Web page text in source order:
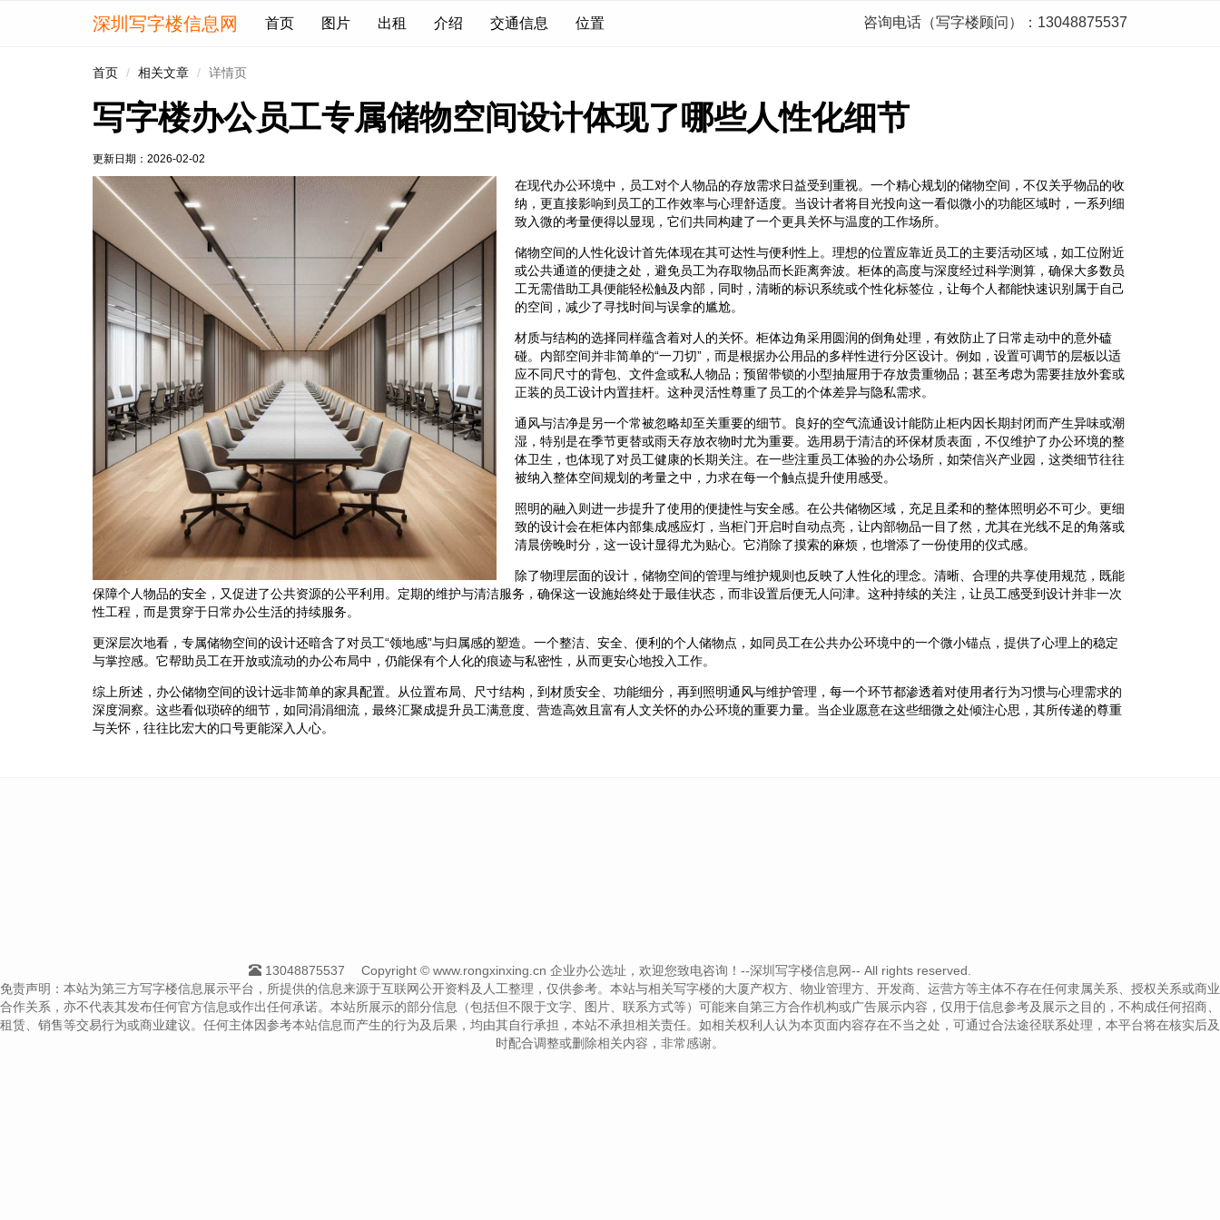
深圳写字楼信息网 首页 图片 出租 介绍 交通信息 位置 咨询电话（写字楼顾问）：13048875537
首页 相关文章 详情页
写字楼办公员工专属储物空间设计体现了哪些人性化细节
更新日期： 2026-02-02
在现代办公环境中，员工对个人物品的存放需求日益受到重视。一个精心规划的储物空间，不仅关乎物品的收
纳，更直接影响到员工的工作效率与心理舒适度。当设计者将目光投向这一看似微小的功能区域时，一系列细
致入微的考量便得以显现，它们共同构建了一个更具关怀与温度的工作场所。
储物空间的人性化设计首先体现在其可达性与便利性上。理想的位置应靠近员工的主要活动区域，如工位附近
或公共通道的便捷之处，避免员工为存取物品而长距离奔波。柜体的高度与深度经过科学测算，确保大多数员
工无需借助工具便能轻松触及内部，同时，清晰的标识系统或个性化标签位，让每个人都能快速识别属于自己
的空间，减少了寻找时间与误拿的尴尬。
材质与结构的选择同样蕴含着对人的关怀。柜体边角采用圆润的倒角处理，有效防止了日常走动中的意外磕
碰。内部空间并非简单的“一刀切”，而是根据办公用品的多样性进行分区设计。例如，设置可调节的层板以适
应不同尺寸的背包、文件盒或私人物品；预留带锁的小型抽屉用于存放贵重物品；甚至考虑为需要挂放外套或
正装的员工设计内置挂杆。这种灵活性尊重了员工的个体差异与隐私需求。
通风与洁净是另一个常被忽略却至关重要的细节。良好的空气流通设计能防止柜内因长期封闭而产生异味或潮
湿，特别是在季节更替或雨天存放衣物时尤为重要。选用易于清洁的环保材质表面，不仅维护了办公环境的整
体卫生，也体现了对员工健康的长期关注。在一些注重员工体验的办公场所，如荣信兴产业园，这类细节往往
被纳入整体空间规划的考量之中，力求在每一个触点提升使用感受。
照明的融入则进一步提升了使用的便捷性与安全感。在公共储物区域，充足且柔和的整体照明必不可少。更细
致的设计会在柜体内部集成感应灯，当柜门开启时自动点亮，让内部物品一目了然，尤其在光线不足的角落或
清晨傍晚时分，这一设计显得尤为贴心。它消除了摸索的麻烦，也增添了一份使用的仪式感。
除了物理层面的设计，储物空间的管理与维护规则也反映了人性化的理念。清晰、合理的共享使用规范，既能
保障个人物品的安全，又促进了公共资源的公平利用。定期的维护与清洁服务，确保这一设施始终处于最佳状态，而非设置后便无人问津。这种持续的关注，让员工感受到设计并非一次
性工程，而是贯穿于日常办公生活的持续服务。
更深层次地看，专属储物空间的设计还暗含了对员工“领地感”与归属感的塑造。一个整洁、安全、便利的个人储物点，如同员工在公共办公环境中的一个微小锚点，提供了心理上的稳定
与掌控感。它帮助员工在开放或流动的办公布局中，仍能保有个人化的痕迹与私密性，从而更安心地投入工作。
综上所述，办公储物空间的设计远非简单的家具配置。从位置布局、尺寸结构，到材质安全、功能细分，再到照明通风与维护管理，每一个环节都渗透着对使用者行为习惯与心理需求的
深度洞察。这些看似琐碎的细节，如同涓涓细流，最终汇聚成提升员工满意度、营造高效且富有人文关怀的办公环境的重要力量。当企业愿意在这些细微之处倾注心思，其所传递的尊重
与关怀，往往比宏大的口号更能深入人心。
13048875537
Copyright © www.rongxinxing.cn 企业办公选址，欢迎您致电咨询！--深圳写字楼信息网-- All rights reserved.
免责声明：本站为第三方写字楼信息展示平台，所提供的信息来源于互联网公开资料及人工整理，仅供参考。本站与相关写字楼的大厦产权方、物业管理方、开发商、运营方等主体不存在任何隶属关系、授权关系或商业
合作关系，亦不代表其发布任何官方信息或作出任何承诺。本站所展示的部分信息（包括但不限于文字、图片、联系方式等）可能来自第三方合作机构或广告展示内容，仅用于信息参考及展示之目的，不构成任何招商、
租赁、销售等交易行为或商业建议。任何主体因参考本站信息而产生的行为及后果，均由其自行承担，本站不承担相关责任。如相关权利人认为本页面内容存在不当之处，可通过合法途径联系处理，本平台将在核实后及
时配合调整或删除相关内容，非常感谢。